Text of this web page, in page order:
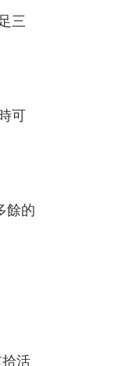
三
可
餘的
活